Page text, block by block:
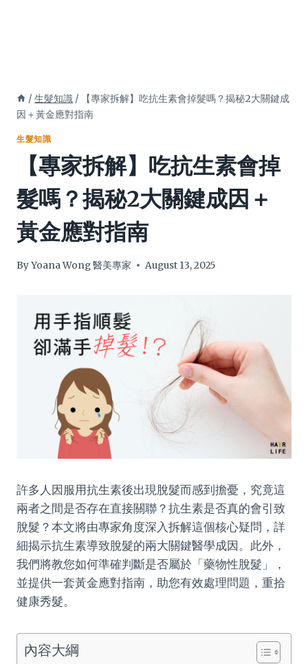
/ 生髮知識 /
【專家拆解】吃抗生素會掉髮嗎？揭秘2大關鍵成
因＋黃金應對指南
生髮知識
【專家拆解】吃抗生素會掉
髮嗎？揭秘2大關鍵成因＋
黃金應對指南
ByYoana Wong 醫美專家 August 13, 2025
許多人因服用抗生素後出現脫髮而感到擔憂，究竟這
兩者之間是否存在直接關聯？抗生素是否真的會引致
脫髮？本文將由專家角度深入拆解這個核心疑問，詳
細揭示抗生素導致脫髮的兩大關鍵醫學成因。此外，
我們將教您如何準確判斷是否屬於「藥物性脫髮」，
並提供一套黃金應對指南，助您有效處理問題，重拾
健康秀髮。
內容大綱